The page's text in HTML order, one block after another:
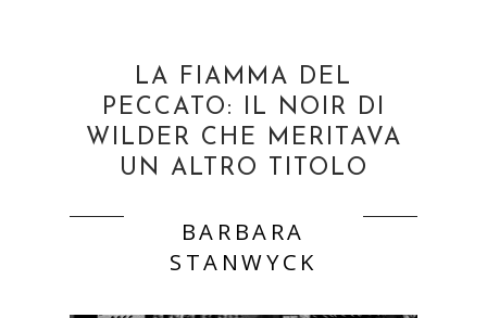
LA FIAMMA DEL
PECCATO: IL NOIR DI
WILDER CHE MERITAVA
UN ALTRO TITOLO
BARBARA
STANWYCK